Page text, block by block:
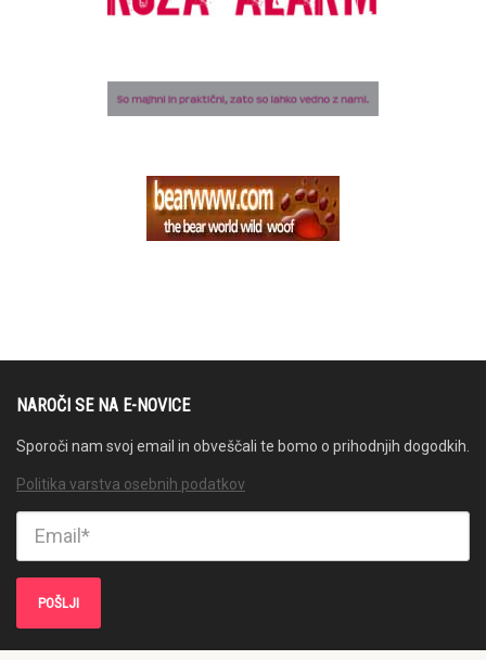
NAROČI SE NA E-NOVICE
Sporoči nam svoj email in obveščali te bomo o prihodnjih dogodkih.
Politika varstva osebnih podatkov